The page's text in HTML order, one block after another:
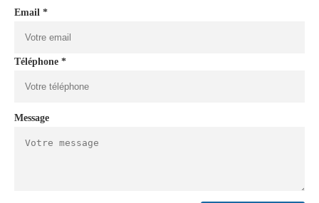
Email *
Téléphone *
Message